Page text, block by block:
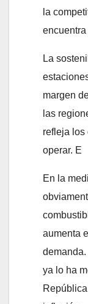
la
La
margen
las
refleja los
operar. E
En la
aumenta
ya lo ha